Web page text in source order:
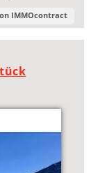
IMMOcontract